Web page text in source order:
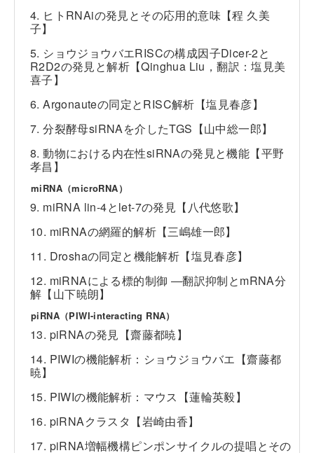
4. ヒトRNAiの発見とその応用的意味【程 久美
子】
5. ショウジョウバエRISCの構成因子Dicer-2と
R2D2の発見と解析【Qinghua Liu，翻訳：塩見美
喜子】
6. Argonauteの同定とRISC解析【塩見春彦】
7. 分裂酵母siRNAを介したTGS【山中総一郎】
8. 動物における内在性siRNAの発見と機能【平野
孝昌】
miRNA（microRNA）
9. miRNA lin-4とlet-7の発見【八代悠歌】
10. miRNAの網羅的解析【三嶋雄一郎】
11. Droshaの同定と機能解析【塩見春彦】
12. miRNAによる標的制御 ―翻訳抑制とmRNA分
解【山下暁朗】
piRNA（PIWI-interacting RNA）
13. piRNAの発見【齋藤都暁】
14. PIWIの機能解析：ショウジョウバエ【齋藤都
暁】
15. PIWIの機能解析：マウス【蓮輪英毅】
16. piRNAクラスタ【岩崎由香】
17. piRNA増幅機構ピンポンサイクルの提唱とその